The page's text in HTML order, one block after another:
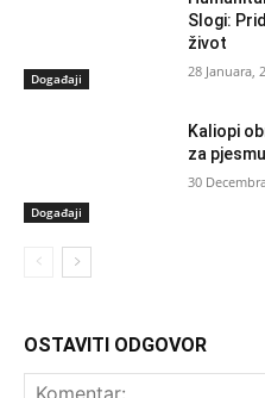
Događaji
Slogi:
život
28 Januara,
Događaji
Kaliopi
za
30
OSTAVITI ODGOVOR